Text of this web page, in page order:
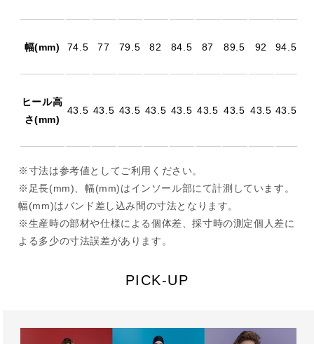
幅(mm) 74.5 77 79.5 82 84.5 87 89.5 92 94.5
ヒール高
さ(mm)
43.5 43.5 43.5 43.5 43.5 43.5 43.5 43.5 43.5
※寸法は参考値としてご利用ください。
※足長(mm)、幅(mm)はインソール部にて計測しています。
幅(mm)はバンド差し込み間の寸法となります。
※生産時の部材や仕様による個体差、採寸時の測定個人差に
よる多少の寸法誤差があります。
PICK-UP